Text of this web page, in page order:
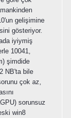
gelişimine
gösteriyor.
iyiymiş
10041,
şimdide
NB'ta bile
çok az,
sorunsuz
win8